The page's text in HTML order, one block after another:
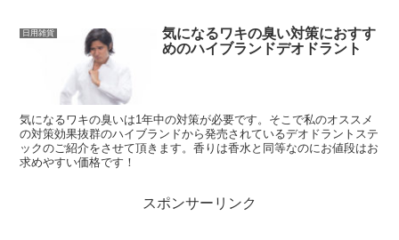
日用雑貨
気になるワキの臭い対策におすす
めのハイブランドデオドラント
気になるワキの臭いは1年中の対策が必要です。そこで私のオススメ
の対策効果抜群のハイブランドから発売されているデオドラントステ
ックのご紹介をさせて頂きます。香りは香水と同等なのにお値段はお
求めやすい価格です！
スポンサーリンク